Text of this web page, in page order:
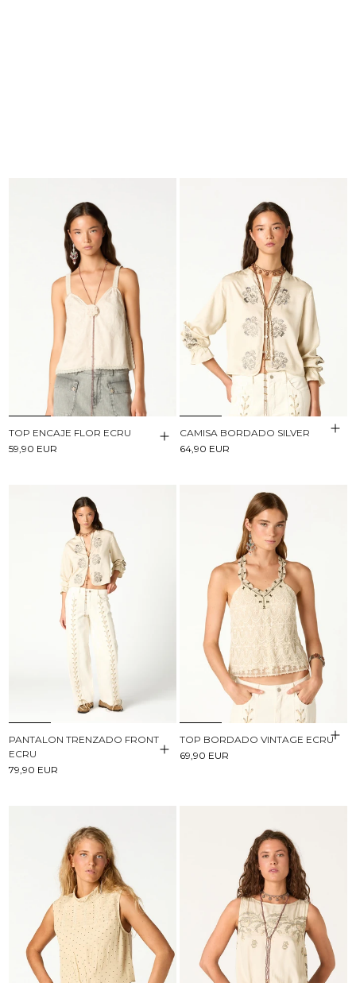
TOP ENCAJE FLOR ECRU
59,90 EUR
CAMISA BORDADO SILVER
64,90 EUR
PANTALON TRENZADO FRONT
ECRU
79,90 EUR
TOP BORDADO VINTAGE ECRU
69,90 EUR